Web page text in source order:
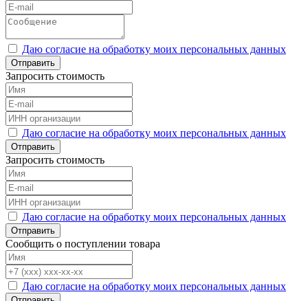
Даю согласие на обработку моих персональных данных
Отправить
Запросить стоимость
Даю согласие на обработку моих персональных данных
Отправить
Запросить стоимость
Даю согласие на обработку моих персональных данных
Отправить
Сообщить о поступлении товара
Даю согласие на обработку моих персональных данных